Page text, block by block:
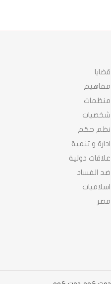
قضايا
مفاهيم
منظمات
شخصيات
نظم حكم
ادارة و تنمية
علاقات دولية
ضد الفساد
اسلاميات
مصر